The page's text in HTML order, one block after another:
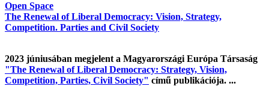
Open Space
The Renewal of Liberal Democracy: Vision, Strategy,
Competition. Parties and Civil Society
2023 júniusában megjelent a Magyarországi Európa Társaság
"The Renewal of Liberal Democracy: Strategy, Vision,
Competition, Parties, Civil Society" című publikációja. ...